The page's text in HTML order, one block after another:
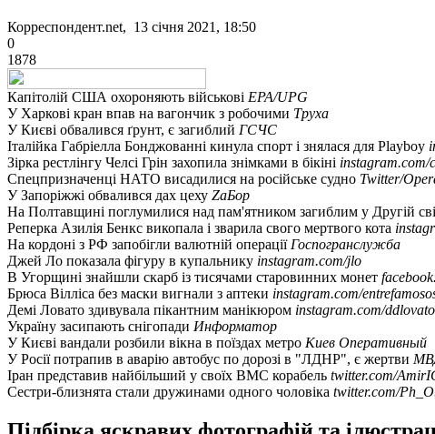
Корреспондент.net, 13 січня 2021, 18:50
0
1878
Капітолій США охороняють військові EPA/UPG
У Харкові кран впав на вагончик з робочими Труха
У Києві обвалився ґрунт, є загиблий ГСЧС
Італійка Габріелла Бонджованні кинула спорт і знялася для Playboy
Зірка рестлінгу Челсі Грін захопила знімками в бікіні instagram.com/
Спецпризначенці НАТО висадилися на російське судно Twitter/
У Запоріжжі обвалився дах цеху ZаБор
На Полтавщині поглумилися над пам'ятником загиблим у Другій
Реперка Азилія Бенкс викопала і зварила свого мертвого кота
На кордоні з РФ запобігли валютній операції Госпогранслужба
Джей Ло показала фігуру в купальнику instagram.com/jlo
В Угорщині знайшли скарб із тисячами старовинних монет
Брюса Вілліса без маски вигнали з аптеки instagram.com/
Демі Ловато здивувала пікантним манікюром instagram.com/ddlovato
Україну засипають снігопади Информатор
У Києві вандали розбили вікна в поїздах метро Киев Оперативный
У Росії потрапив в аварію автобус по дорозі в "ЛДНР", є жертви
Іран представив найбільший у своїх ВМС корабель twitter.com/
Сестри-близнята стали дружинами одного чоловіка twitter.com/